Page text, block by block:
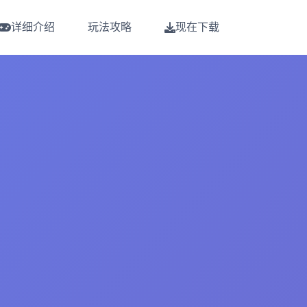
详细介绍 玩法攻略 现在下载